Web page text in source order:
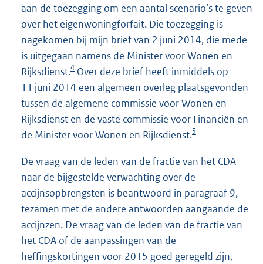
aan de toezegging om een aantal scenario’s te geven
over het eigenwoningforfait. Die toezegging is
nagekomen bij mijn brief van 2 juni 2014, die mede
is uitgegaan namens de Minister voor Wonen en
Rijksdienst.4 Over deze brief heeft inmiddels op
11 juni 2014 een algemeen overleg plaatsgevonden
tussen de algemene commissie voor Wonen en
Rijksdienst en de vaste commissie voor Financiën en
de Minister voor Wonen en Rijksdienst.5
De vraag van de leden van de fractie van het CDA
naar de bijgestelde verwachting over de
accijnsopbrengsten is beantwoord in paragraaf 9,
tezamen met de andere antwoorden aangaande de
accijnzen. De vraag van de leden van de fractie van
het CDA of de aanpassingen van de
heffingskortingen voor 2015 goed geregeld zijn,